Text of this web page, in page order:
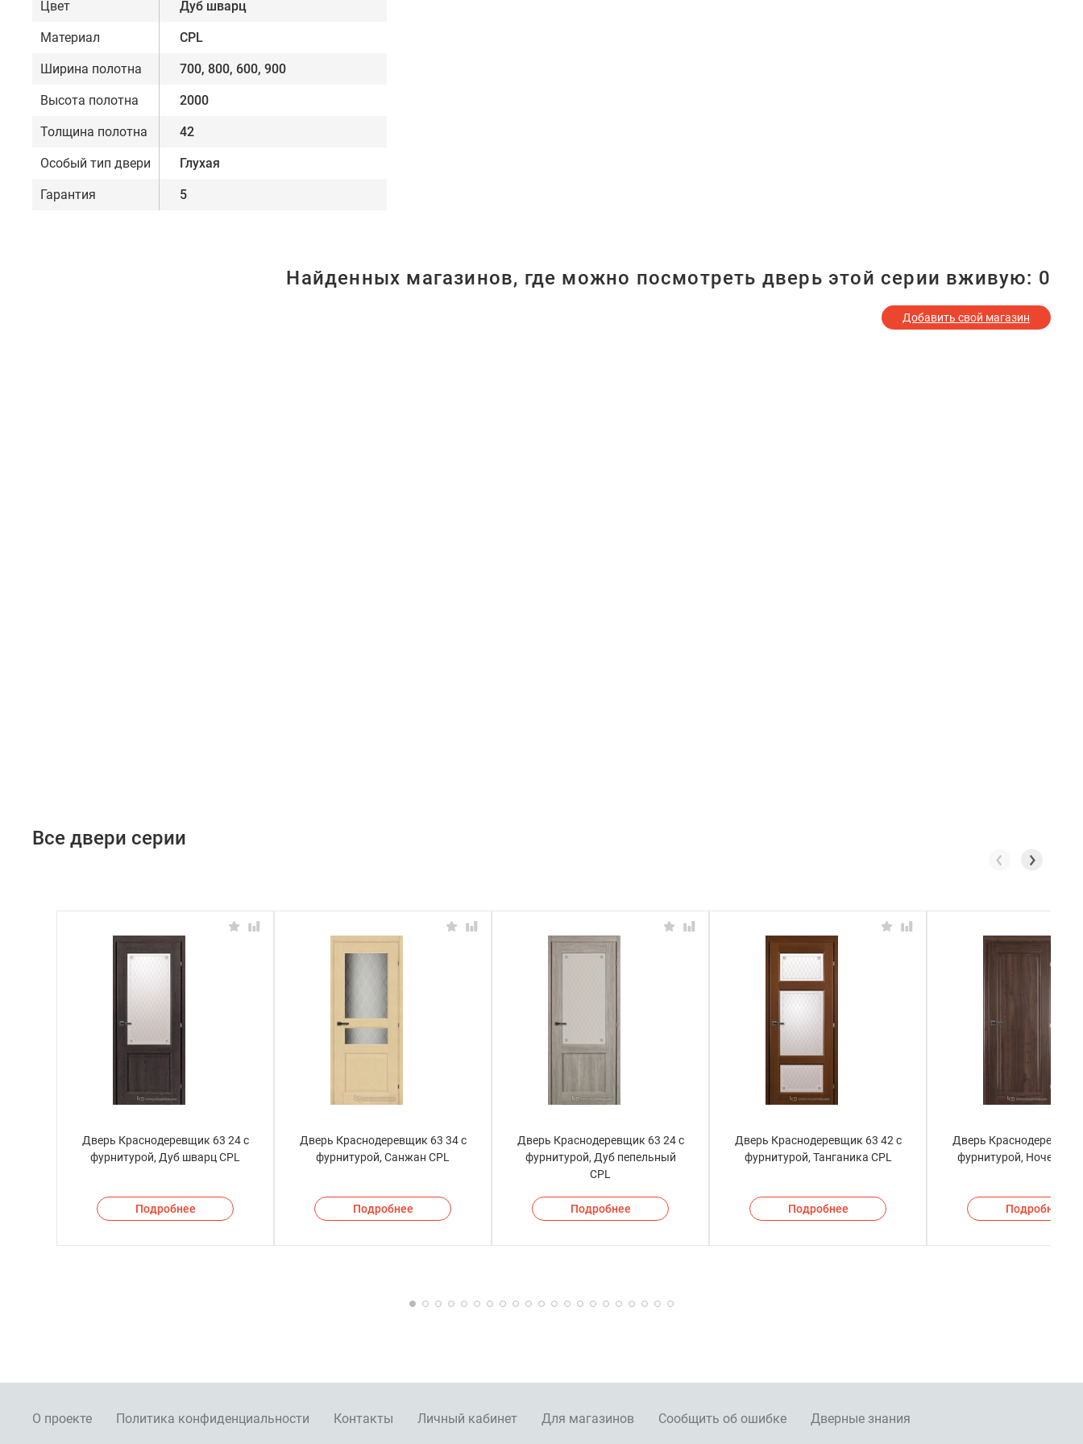
Цвет Дуб шварц
Материал CPL
Ширина полотна 700, 800, 600, 900
Высота полотна 2000
Толщина полотна 42
Особый тип двери Глухая
Гарантия 5
Найденных магазинов, где можно посмотреть дверь этой серии вживую: 0
Добавить свой магазин
Все двери серии
Дверь Краснодеревщик 63 24 с
фурнитурой, Дуб шварц CPL
Подробнее
Дверь Краснодеревщик 63 34 с
фурнитурой, Санжан CPL
Подробнее
Дверь Краснодеревщик 63 24 с
фурнитурой, Дуб пепельный
CPL
Подробнее
Дверь Краснодеревщик 63 42 с
фурнитурой, Танганика CPL
Подробнее
Дверь Краснодеревщик
фурнитурой, Ноче
Подробнее
О проекте Политика конфиденциальности Контакты Личный кабинет Для магазинов Сообщить об ошибке Дверные знания